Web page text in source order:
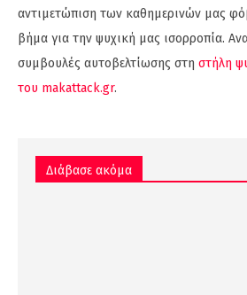
αντιμετώπιση των καθημερινών μας
βήμα για την ψυχική μας ισορροπία.
συμβουλές αυτοβελτίωσης στη στήλη
του makattack.gr.
Διάβασε ακόμα